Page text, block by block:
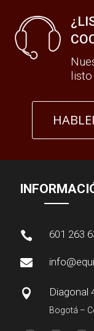
 601 263

 Diagonal
Bogotá –